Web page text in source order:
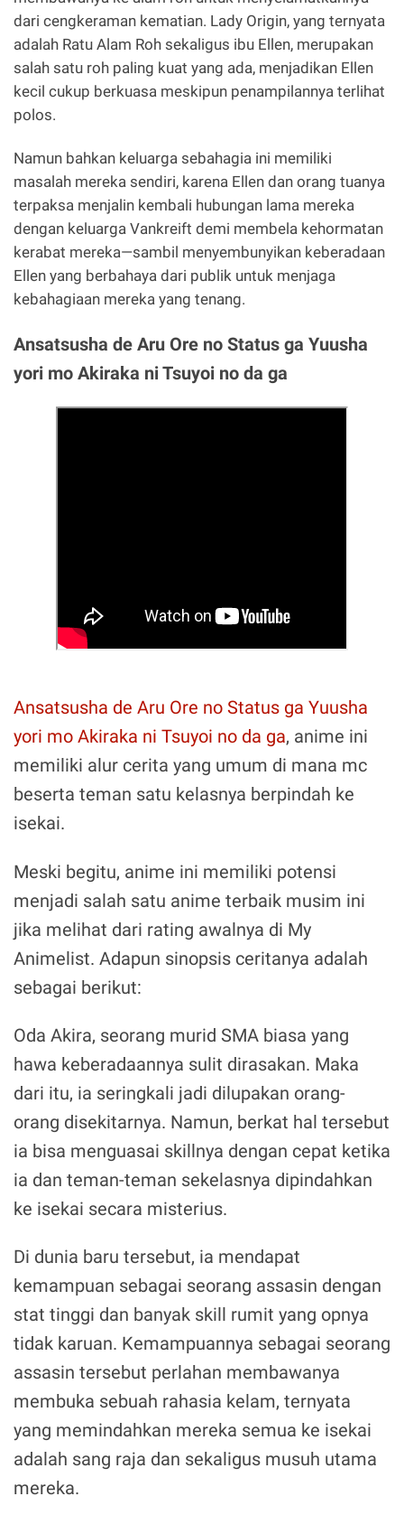
dari cengkeraman kematian. Lady Origin, yang ternyata
adalah Ratu Alam Roh sekaligus ibu Ellen, merupakan
salah satu roh paling kuat yang ada, menjadikan Ellen
kecil cukup berkuasa meskipun penampilannya terlihat
polos.
Namun bahkan keluarga sebahagia ini memiliki
masalah mereka sendiri, karena Ellen dan orang tuanya
terpaksa menjalin kembali hubungan lama mereka
dengan keluarga Vankreift demi membela kehormatan
kerabat mereka—sambil menyembunyikan keberadaan
Ellen yang berbahaya dari publik untuk menjaga
kebahagiaan mereka yang tenang.
Ansatsusha de Aru Ore no Status ga Yuusha
yori mo Akiraka ni Tsuyoi no da ga
Ansatsusha de Aru Ore no Status ga Yuusha
yori mo Akiraka ni Tsuyoi no da ga, anime ini
memiliki alur cerita yang umum di mana mc
beserta teman satu kelasnya berpindah ke
isekai.
Meski begitu, anime ini memiliki potensi
menjadi salah satu anime terbaik musim ini
jika melihat dari rating awalnya di My
Animelist. Adapun sinopsis ceritanya adalah
sebagai berikut:
Oda Akira, seorang murid SMA biasa yang
hawa keberadaannya sulit dirasakan. Maka
dari itu, ia seringkali jadi dilupakan orang-
orang disekitarnya. Namun, berkat hal tersebut
ia bisa menguasai skillnya dengan cepat ketika
ia dan teman-teman sekelasnya dipindahkan
ke isekai secara misterius.
Di dunia baru tersebut, ia mendapat
kemampuan sebagai seorang assasin dengan
stat tinggi dan banyak skill rumit yang opnya
tidak karuan. Kemampuannya sebagai seorang
assasin tersebut perlahan membawanya
membuka sebuah rahasia kelam, ternyata
yang memindahkan mereka semua ke isekai
adalah sang raja dan sekaligus musuh utama
mereka.